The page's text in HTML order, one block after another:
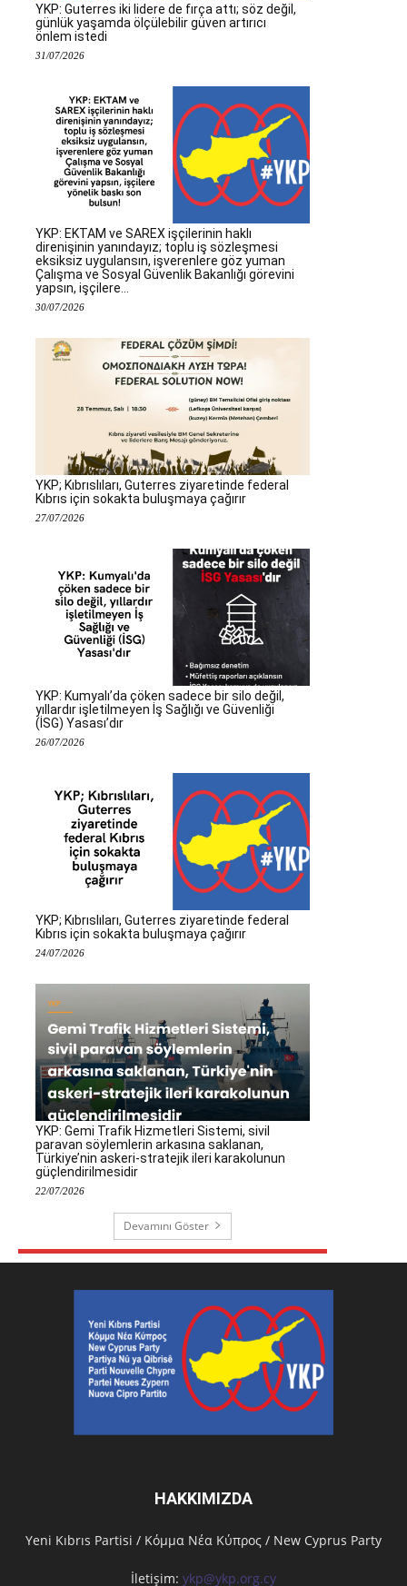
YKP: Guterres iki lidere de fırça attı; söz değil,
günlük yaşamda ölçülebilir güven artırıcı
önlem istedi
31/07/2026
YKP: EKTAM ve SAREX işçilerinin haklı
direnişinin yanındayız; toplu iş sözleşmesi
eksiksiz uygulansın, işverenlere göz yuman
Çalışma ve Sosyal Güvenlik Bakanlığı görevini
yapsın, işçilere...
30/07/2026
YKP; Kıbrıslıları, Guterres ziyaretinde federal
Kıbrıs için sokakta buluşmaya çağırır
27/07/2026
YKP: Kumyalı’da çöken sadece bir silo değil,
yıllardır işletilmeyen İş Sağlığı ve Güvenliği
(İSG) Yasası’dır
26/07/2026
YKP; Kıbrıslıları, Guterres ziyaretinde federal
Kıbrıs için sokakta buluşmaya çağırır
24/07/2026
YKP: Gemi Trafik Hizmetleri Sistemi, sivil
paravan söylemlerin arkasına saklanan,
Türkiye’nin askeri-stratejik ileri karakolunun
güçlendirilmesidir
22/07/2026
Devamını Göster
HAKKIMIZDA
Υeni Kıbrıs Partisi / Κόμμα Νέα Κύπρος / New Cyprus Party
İletişim: ykp@ykp.org.cy